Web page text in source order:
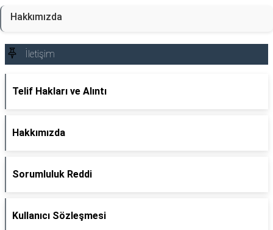
Hakkımızda
İletişim
Telif Hakları ve Alıntı
Hakkımızda
Sorumluluk Reddi
Kullanıcı Sözleşmesi